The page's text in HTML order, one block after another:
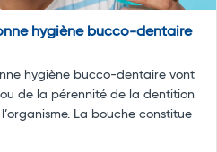
hygiène bucco-dentaire
hygiène bucco-dentaire vont
de la pérennité de la dentition
La bouche constitue